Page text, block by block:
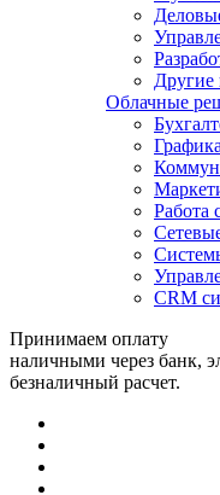
Другие
Облачные
Работа
CRM
Принимаем оплату
наличными через банк,
безналичный расчет.